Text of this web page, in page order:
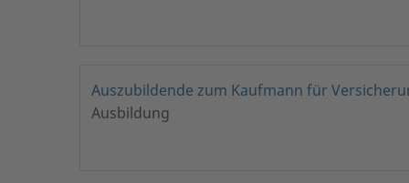
Auszubildende zum Kaufmann für
Ausbildung